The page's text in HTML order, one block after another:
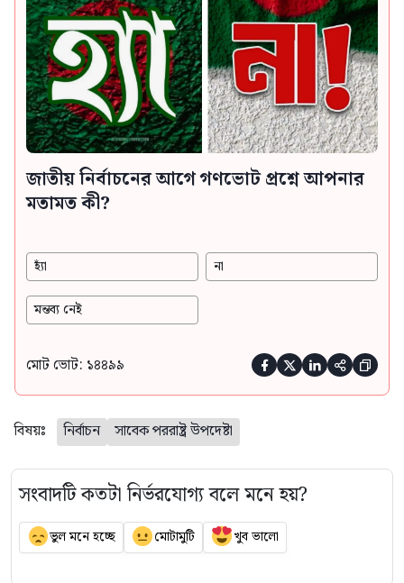
জাতীয় নির্বাচনের আগে গণভোট প্রশ্নে আপনার
মতামত কী?
হ্যাঁ না
মন্তব্য নেই
মোট ভোট: ১৪৪৯৯     
বিষয়ঃ নির্বাচন সাবেক পররাষ্ট্র উপদেষ্টা
সংবাদটি কতটা নির্ভরযোগ্য বলে মনে হয়?
ভুল মনে হচ্ছে মোটামুটি খুব ভালো